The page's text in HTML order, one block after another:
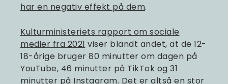
har en negativ effekt på dem.
Kulturministeriets rapport om sociale
medier fra 2021 viser blandt andet, at de 12-
18-årige bruger 80 minutter om dagen på
YouTube, 46 minutter på TikTok og 31
minutter på Instagram. Det er altså en stor